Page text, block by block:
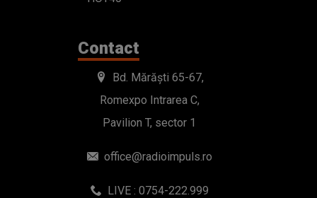
Contact
Bd. Mărăști 65-67,
Romexpo Intrarea C,
Pavilion T, sector 1
office@radioimpuls.ro
LIVE : 0754-222.999